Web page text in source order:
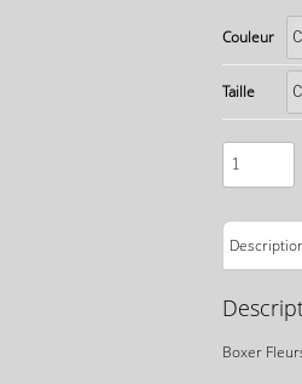
Couleur
Taille
Boxer